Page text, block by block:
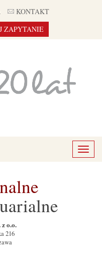
KONTAKT
ZAPYTANIE
Toggle
z o.o.
216